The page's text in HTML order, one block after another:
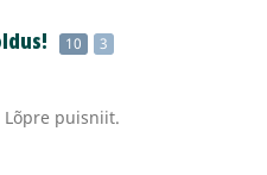
10 3
Lõpre puisniit.